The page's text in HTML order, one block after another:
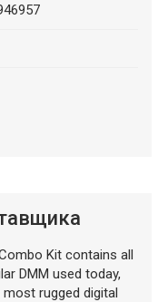
Kit contains all
DMM used today,
most rugged digital